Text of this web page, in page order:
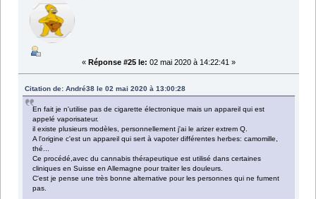
« Réponse #25 le: 02 mai 2020 à 14:22:41 »
Citation de: André38 le 02 mai 2020 à 13:00:28
En fait je n'utilise pas de cigarette électronique mais un appareil qui est
appelé vaporisateur.
il existe plusieurs modèles, personnellement j'ai le arizer extrem Q.
A l'origine c'est un appareil qui sert à vapoter différentes herbes: camomille,
thé...
Ce procédé,avec du cannabis thérapeutique est utilisé dans certaines
cliniques en Suisse en Allemagne pour traiter les douleurs.
C'est je pense une très bonne alternative pour les personnes qui ne fument
pas.